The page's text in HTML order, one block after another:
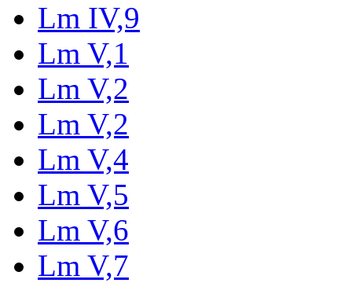
Lm IV,9
Lm V,1
Lm V,2
Lm V,2
Lm V,4
Lm V,5
Lm V,6
Lm V,7